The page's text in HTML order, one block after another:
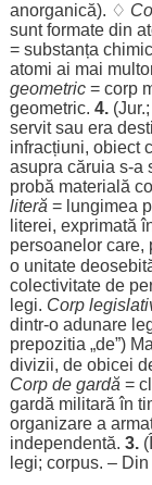
anorganică). ♢
sunt formatedin
= substanța
atomi ai mai
geometric= corp
geometric. 4.(Jur
servitsau era
infracțiuni, obiect
asupra căruia s-a
probă materială
literă = lungimea
literei, exprimată
persoanelorcare,
o unitate
colectivitatede
legi. Corp
dintr-o adunare
prepozitia „de”)
divizii, de obicei
Corpde gardă =
gardă militară în
organizarea
independentă. 3.
legi; corpus. – Din